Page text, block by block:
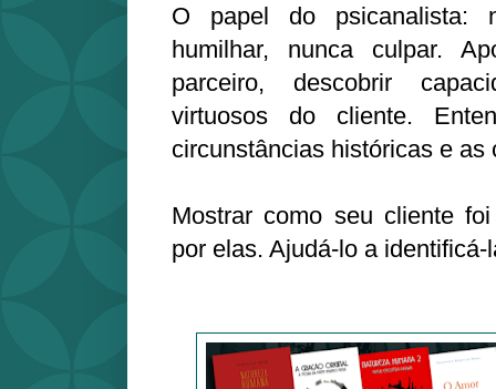
O papel do psicanalista:
humilhar, nunca culpar.
parceiro, descobrir
virtuosos do cliente.
circunstâncias históricas e as
Mostrar como seu cliente
por elas. Ajudá-lo a